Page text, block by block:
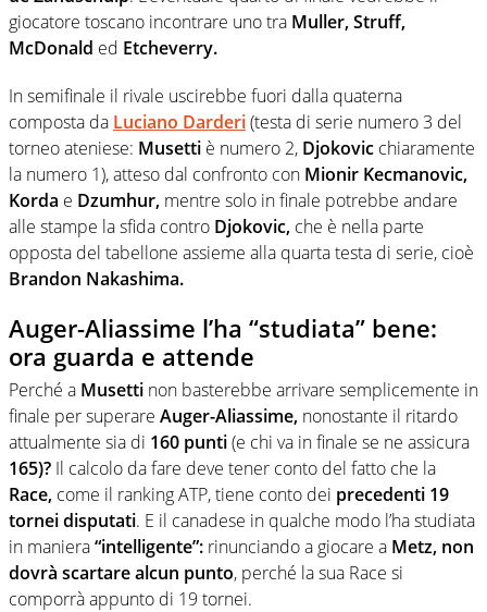
giocatore toscano incontrare uno tra Muller, Struff,
McDonald ed Etcheverry.
In semifinale il rivale uscirebbe fuori dalla quaterna
composta da Luciano Darderi(testa di serie numero 3 del
torneo ateniese: Musetti è numero 2, Djokovic chiaramente
la numero 1), atteso dal confronto con Mionir Kecmanovic,
Korda e Dzumhur, mentre solo in finale potrebbe andare
alle stampe la sfida contro Djokovic, che è nella parte
opposta del tabellone assieme alla quarta testa di serie, cioè
Brandon Nakashima.
Auger-Aliassime l’ha “studiata” bene:
ora guarda e attende
Perché a Musetti non basterebbe arrivare semplicemente in
finale per superare Auger-Aliassime, nonostante il ritardo
attualmente sia di 160 punti(e chi va in finale se ne assicura
165)? Il calcolo da fare deve tener conto del fatto che la
Race, come il ranking ATP, tiene conto dei precedenti 19
tornei disputati. E il canadese in qualche modo l’ha studiata
in maniera“intelligente”: rinunciando a giocare a Metz, non
dovrà scartare alcun punto, perché la sua Race si
comporrà appunto di 19 tornei.